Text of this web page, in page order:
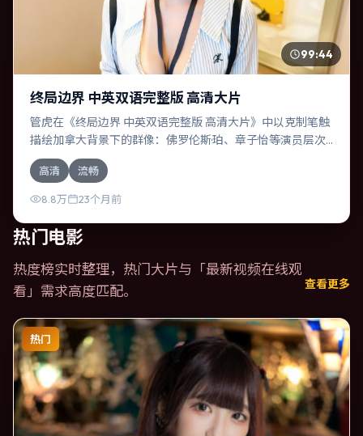
99:44
终局边界 中英双语完整版 高清大片
管虎在《终局边界 中英双语完整版 高清大片》中以克制笔触
描绘加拿大背景下的群像：佛罗伦斯·珀、章子怡等演员层次
丰富。作为一部动漫作品，故事从日常裂缝切入，逐步推向
不可逆转的结局；视听语言统一，情感落点克制有力。
高清 流畅
8.8万 23个月前
热门电影
热度榜实时整理，热门大片与「最新视频在线观
看 」需求高度匹配。 查看更多
热门